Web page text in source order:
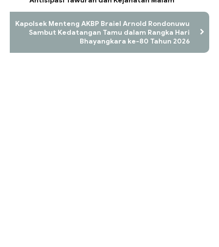
Kapolsek Menteng AKBP Braiel Arnold Rondonuwu
Sambut Kedatangan Tamu dalam Rangka Hari
Bhayangkara ke-80 Tahun 2026